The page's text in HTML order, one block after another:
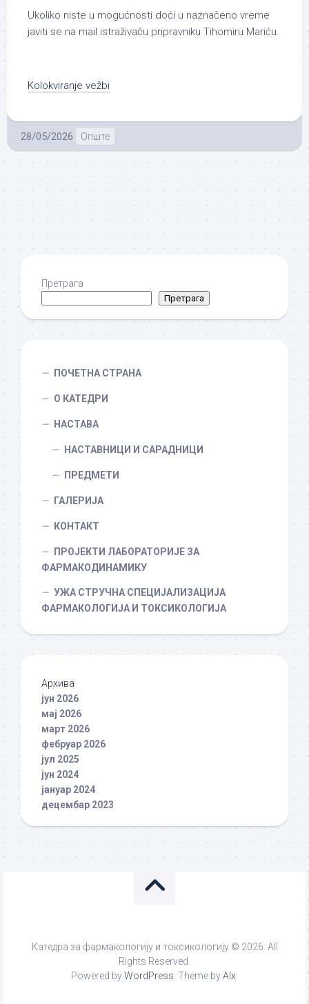
Ukoliko niste u mogućnosti doći u naznačeno vreme
javiti se na mail istraživaču pripravniku Tihomiru Mariću.
Kolokviranje vežbi
28/05/2026 Опште
Претрага
Претрага
ПОЧЕТНА СТРАНА
О КАТЕДРИ
НАСТАВА
НАСТАВНИЦИ И САРАДНИЦИ
ПРЕДМЕТИ
ГАЛЕРИЈА
КОНТАКТ
ПРОЈЕКТИ ЛАБОРАТОРИЈЕ ЗА
ФАРМАКОДИНАМИКУ
УЖА СТРУЧНА СПЕЦИЈАЛИЗАЦИЈА
ФАРМАКОЛОГИЈА И ТОКСИКОЛОГИЈА
Архива
јун 2026
мај 2026
март 2026
фебруар 2026
јул 2025
јун 2024
јануар 2024
децембар 2023
Катедра за фармакологију и токсикологију © 2026. All
Rights Reserved.
Powered byWordPress . Theme byAlx